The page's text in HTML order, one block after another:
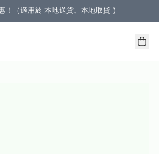
！（適用於 本地送貨、本地取貨 )